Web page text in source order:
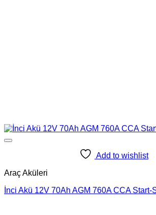
Add to wishlist
Araç Aküleri
İnci Akü 12V 70Ah AGM 760A CCA Start-